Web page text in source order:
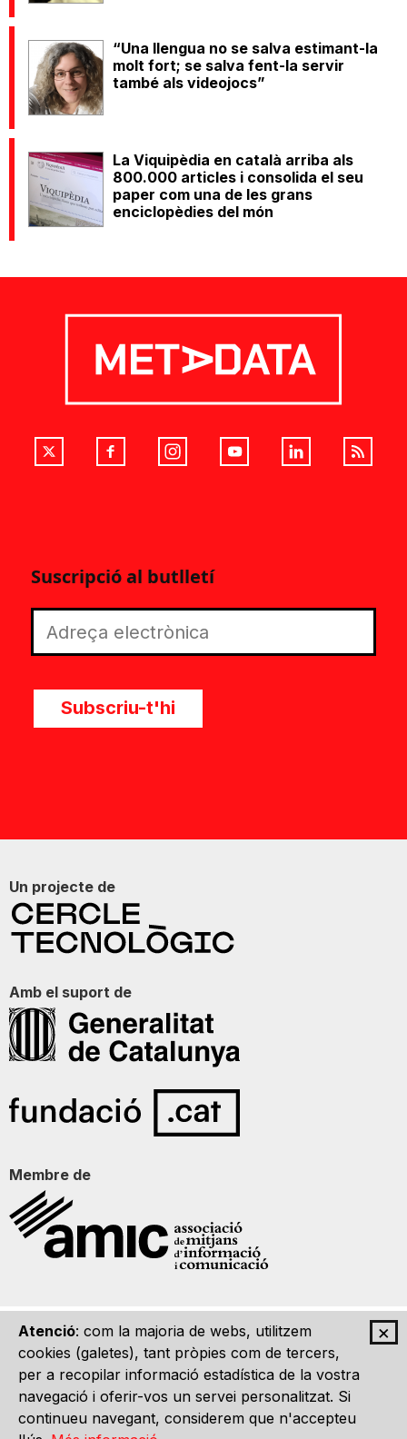
“Una llengua no se salva estimant-la
molt fort; se salva fent-la servir
també als videojocs”
La Viquipèdia en català arriba als
800.000 articles i consolida el seu
paper com una de les grans
enciclopèdies del món
×
Atenció: com la majoria de webs, utilitzem
cookies (galetes), tant pròpies com de tercers,
per a recopilar informació estadística de la vostra
navegació i oferir-vos un servei personalitzat. Si
continueu navegant, considerem que n'accepteu
Suscripció al butlletí
Subscriu-t'hi
Un projecte de
Amb el suport de
Membre de
Qui som Contacte Imatge Gràfica Avís legal